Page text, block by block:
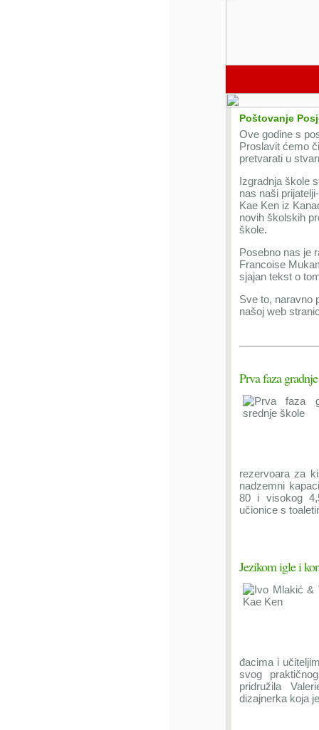
Poštovanje
Ove godine s
Proslavit ćemo
pretvarati u
Izgradnja škole
nas naši
Kae Ken iz
novih školskih
škole.
Posebno nas je
Francoise
sjajan tekst o
Sve to, naravno
našoj web
Prva faza
rezervoara za
nadzemni
80 i visokog
učionice s
Jezikom igle i
đacima i
svog
pridružila
dizajnerka koja